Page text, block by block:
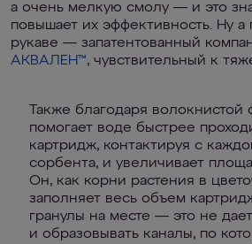
а очень мелкую смолу — и это
повышает их эффективность. Ну а
рукаве — запатентованный
АКВАЛЕН™, чувствительный к
Также благодаря
помогает воде быстрее
картридж, контактируя с
сорбента, и увеличивает
Он, как корни растения в
заполняет весь объем
гранулы на месте — это не
и образовывать каналы, по